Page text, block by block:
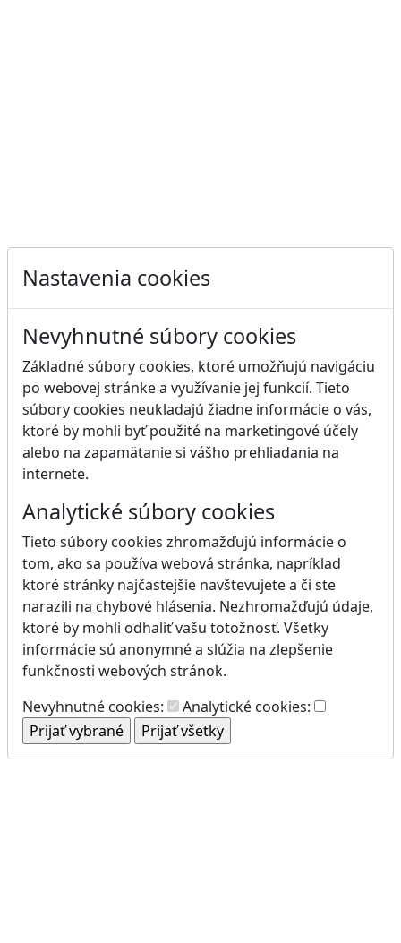
Nastavenia cookies
Nevyhnutné súbory cookies
Základné súbory cookies, ktoré umožňujú navigáciu
po webovej stránke a využívanie jej funkcií. Tieto
súbory cookies neukladajú žiadne informácie o vás,
ktoré by mohli byť použité na marketingové účely
alebo na zapamätanie si vášho prehliadania na
internete.
Analytické súbory cookies
Tieto súbory cookies zhromažďujú informácie o
tom, ako sa používa webová stránka, napríklad
ktoré stránky najčastejšie navštevujete a či ste
narazili na chybové hlásenia. Nezhromažďujú údaje,
ktoré by mohli odhaliť vašu totožnosť. Všetky
informácie sú anonymné a slúžia na zlepšenie
funkčnosti webových stránok.
Nevyhnutné cookies:
Analytické cookies: